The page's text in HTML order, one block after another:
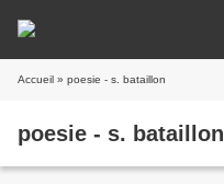
Accueil » poesie - s. bataillon
poesie - s. bataillon